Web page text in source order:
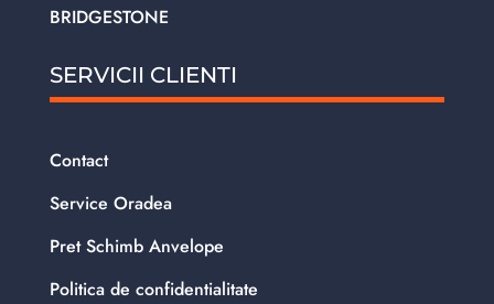
BRIDGESTONE
SERVICII CLIENTI
Contact
Service Oradea
Pret Schimb Anvelope
Politica de confidentialitate